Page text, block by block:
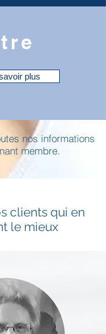
plus
nos informations
membre.
clients qui en
le mieux